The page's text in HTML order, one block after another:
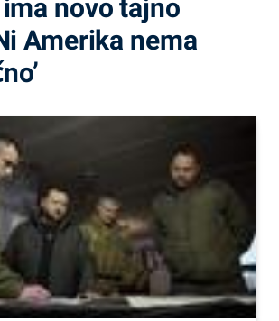
novo tajno
Amerika nema